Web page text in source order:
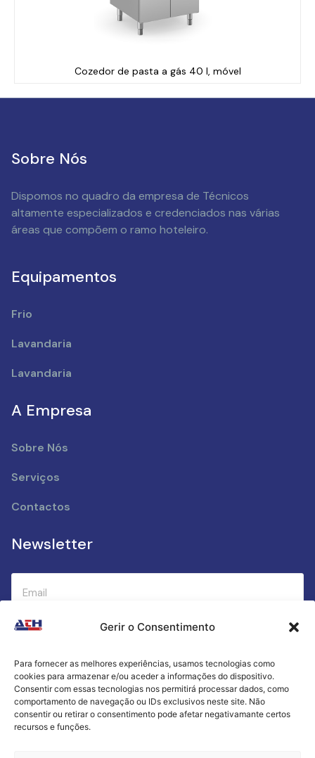
Gerir o Consentimento
Para fornecer as melhores experiências, usamos tecnologias como
cookies para armazenar e/ou aceder a informações do dispositivo.
Consentir com essas tecnologias nos permitirá processar dados, como
comportamento de navegação ou IDs exclusivos neste site. Não
consentir ou retirar o consentimento pode afetar negativamante certos
recursos e funções.
Cozedor de pasta a gás 40 l, móvel
Sobre Nós
Dispomos no quadro da empresa de Técnicos
altamente especializados e credenciados nas várias
áreas que compõem o ramo hoteleiro.
Equipamentos
Frio
Lavandaria
Lavandaria
A Empresa
Sobre Nós
Serviços
Contactos
Newsletter
Submeter
Criamos a cozinha perfeita para o seu sucesso
gastronómico!